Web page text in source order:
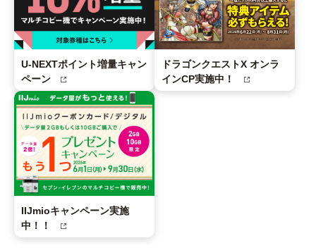
U-NEXTポイント増量キャン
ペーン
ドラゴンクエストX オンラ
インCP実施中！
IIJmioキャンペーン実施
中！！